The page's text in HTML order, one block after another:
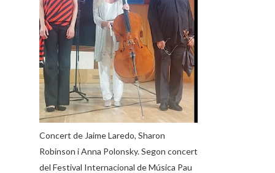
Concert de Jaime Laredo, Sharon
Robinson i Anna Polonsky. Segon concert
del Festival Internacional de Música Pau